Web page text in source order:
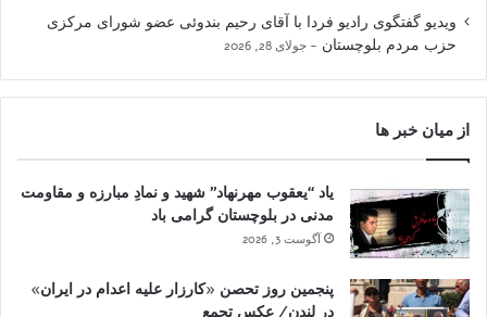
ویدیو گفتگوی رادیو فردا با آقای رحیم بندوئی عضو شورای مرکزی
حزب مردم بلوچستان
جولای 28, 2026
از میان خبر ها
یاد “یعقوب مهرنهاد” شهید و نمادِ مبارزه و مقاومت
مدنی در بلوچستان گرامی باد
آگوست 3, 2026
پنجمین روز تحصن «کارزار علیه اعدام در ایران»
در لندن/ عکس تجمع